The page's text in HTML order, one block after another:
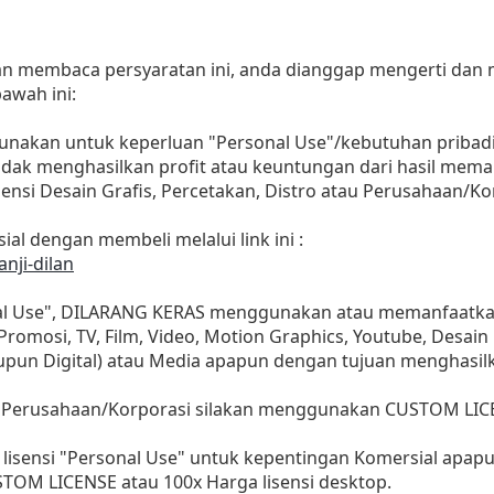
membaca persyaratan ini, anda dianggap mengerti dan
ini:
untuk keperluan "Personal Use"/kebutuhan
menghasilkan profit atau keuntungan dari hasil
Desain Grafis, Percetakan, Distro atau Perusahaan/
dengan membeli melalui link ini :
dilan
Use", DILARANG KERAS menggunakan atau
TV, Film, Video, Motion Graphics, Youtube,
Digital) atau Media apapun dengan tujuan
Korporasi silakan menggunakan CUSTOM
"Personal Use" untuk kepentingan Komersial
LICENSE atau 100x Harga lisensi desktop.